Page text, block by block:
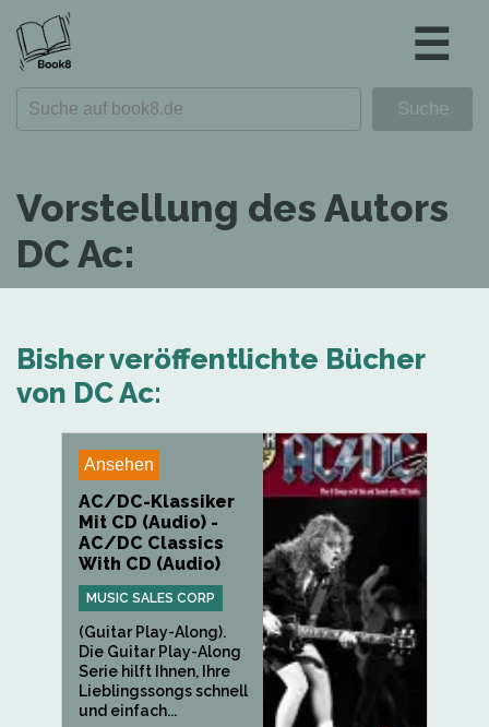
☰
Vorstellung des Autors
DC Ac:
Bisher veröffentlichte Bücher
von DC Ac:
Ansehen
AC/DC-Klassiker
Mit CD (Audio) -
AC/DC Classics
With CD (Audio)
MUSIC SALES CORP
(Guitar Play-Along).
Die Guitar Play-Along
Serie hilft Ihnen, Ihre
Lieblingssongs schnell
und einfach...